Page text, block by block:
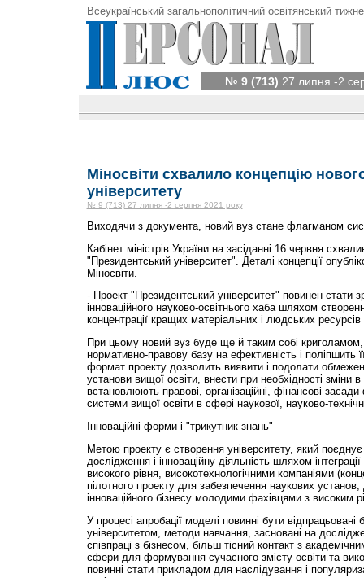
Всеукраїнський загальнополітичний освітянський
№ 9 (713) 27 липня -2
Міносвіти схвалило концепцію
університету
№ 9 (713) 27 липня -2 серпня 2021 року
Виходячи з документа, новий вуз стане флагманом
Кабінет міністрів України на засіданні 16 червня
"Президентський університет". Деталі концепції
Міносвіти.
- Проект "Президентський університет" повинен стати
інноваційного науково-освітнього хаба шляхом
концентрації кращих матеріальних і людських
При цьому новий вуз буде ще й таким собі криголамом,
нормативно-правову базу на ефективність і
формат проекту дозволить виявити і подолати
установи вищої освіти, внести при необхідності зміни
встановлюють правові, організаційні, фінансові
системи вищої освіти в сфері наукової, науково-
Інноваційні форми і "трикутник знань"
Метою проекту є створення університету, який поєднує
дослідження і інноваційну діяльність шляхом
високого рівня, високотехнологічними компаніями
пілотного проекту для забезпечення наукових
інноваційного бізнесу молодими фахівцями з високим
У процесі апробації моделі повинні бути відпрацьовані
університетом, методи навчання, засновані на
співпраці з бізнесом, більш тісний контакт з
сфери для формування сучасного змісту освіти та
повинні стати прикладом для наслідування і